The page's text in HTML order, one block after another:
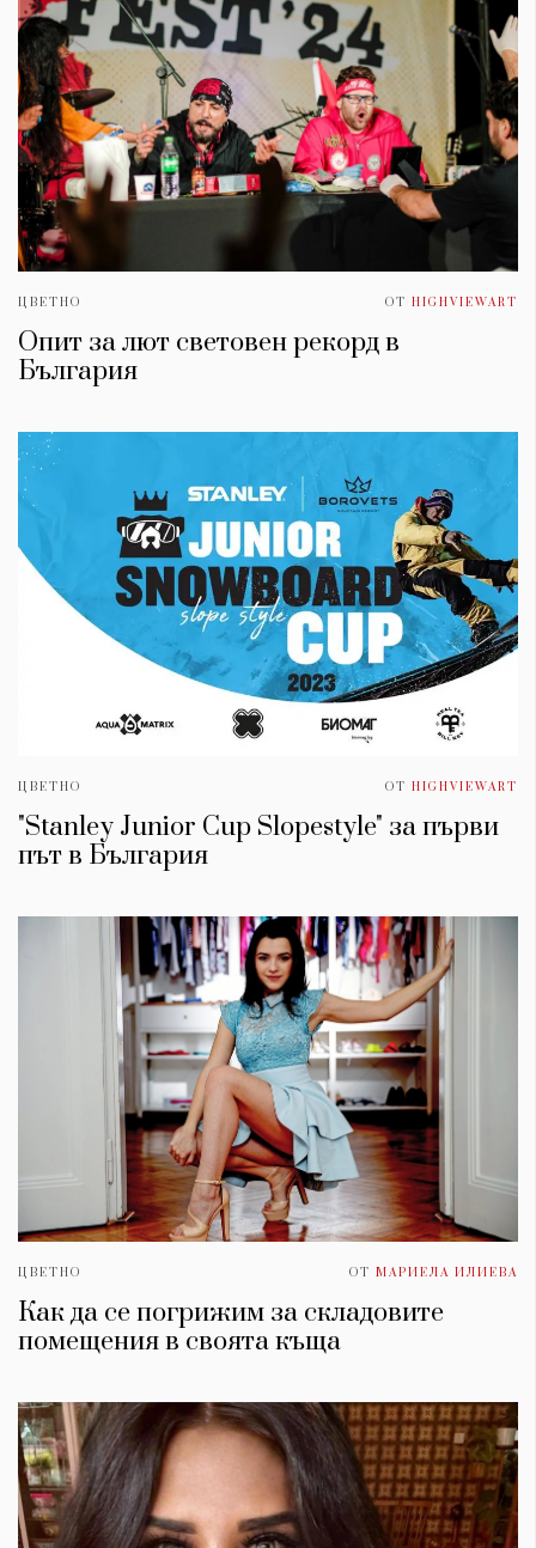
ЦВЕТНО ОТ HIGHVIEWART
Опит за лют световен рекорд в
България
ЦВЕТНО ОТ HIGHVIEWART
"Stanley Junior Cup Slopestyle" за първи
път в България
ЦВЕТНО ОТ МАРИЕЛА ИЛИЕВА
Как да се погрижим за складовите
помещения в своята къща